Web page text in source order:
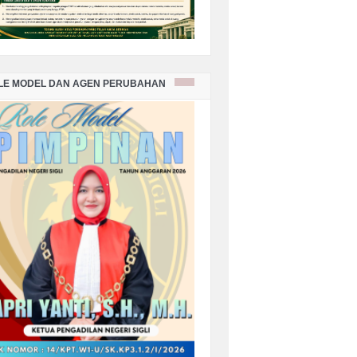
MODEL DAN AGEN PERUBAHAN